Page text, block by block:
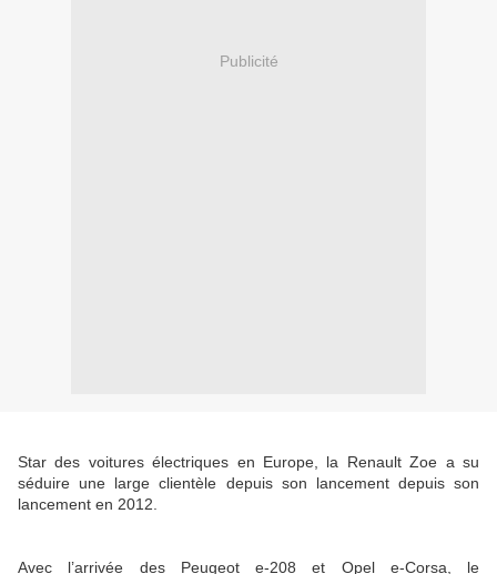
Publicité
Star des voitures électriques en Europe, la Renault Zoe a su
séduire une large clientèle depuis son lancement depuis son
lancement en 2012.
Avec l’arrivée des Peugeot e-208 et Opel e-Corsa, le